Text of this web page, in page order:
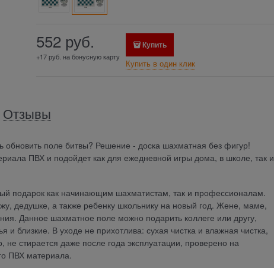
552 руб.
+17 руб. на бонусную карту
Купить
Купить в один клик
Отзывы
обновить поле битвы? Решение - доска шахматная без фигур!
ПВХ и подойдет как для ежедневной игры дома, в школе, так и
подарок как начинающим шахматистам, так и профессионалам.
дедушке, а также ребенку школьнику на новый год. Жене, маме,
Данное шахматное поле можно подарить коллеге или другу,
и близкие. В уходе не прихотлива: сухая чистка и влажная чистка,
стирается даже после года эксплуатации, проверено на
ПВХ материала.